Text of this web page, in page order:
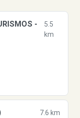
-
5.5
km
7.6 km